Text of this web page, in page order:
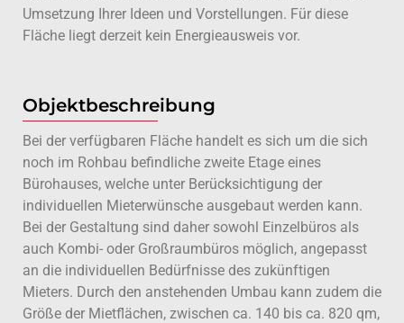
Umsetzung Ihrer Ideen und Vorstellungen. Für diese
Fläche liegt derzeit kein Energieausweis vor.
Objektbeschreibung
Bei der verfügbaren Fläche handelt es sich um die sich
noch im Rohbau befindliche zweite Etage eines
Bürohauses, welche unter Berücksichtigung der
individuellen Mieterwünsche ausgebaut werden kann.
Bei der Gestaltung sind daher sowohl Einzelbüros als
auch Kombi- oder Großraumbüros möglich, angepasst
an die individuellen Bedürfnisse des zukünftigen
Mieters. Durch den anstehenden Umbau kann zudem die
Größe der Mietflächen, zwischen ca. 140 bis ca. 820 qm,